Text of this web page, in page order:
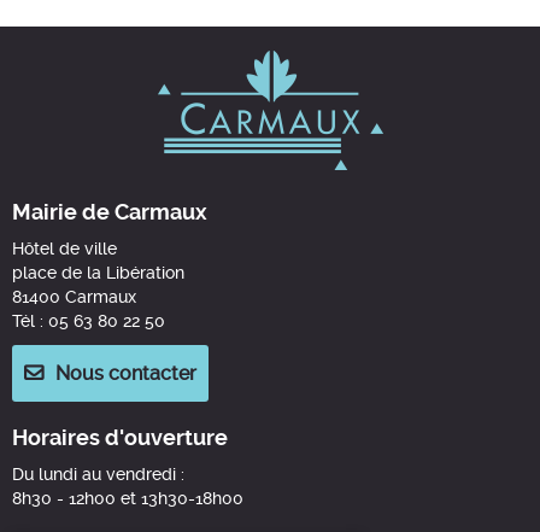
Mairie de Carmaux
Hôtel de ville
place de la Libération
81400 Carmaux
Tél : 05 63 80 22 50
Nous contacter
Horaires d'ouverture
Du lundi au vendredi :
8h30 - 12h00 et 13h30-18h00